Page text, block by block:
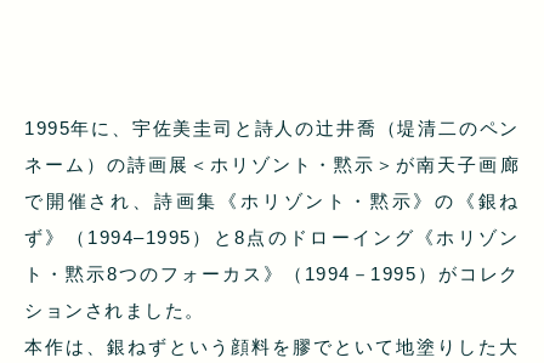
1995年に、宇佐美圭司と詩人の辻井喬（堤清二のペン
ネーム）の詩画展＜ホリゾント・黙示＞が南天子画廊
で開催され、詩画集《ホリゾント・黙示》の《銀ね
ず》（1994–1995）と8点のドローイング《ホリゾン
ト・黙示8つのフォーカス》（1994－1995）がコレク
ションされました。
本作は、銀ねずという顔料を膠でといて地塗りした大